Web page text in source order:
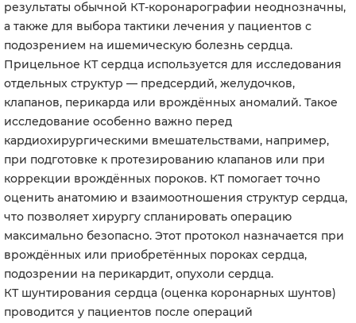
результаты обычной КТ-коронарографии неоднозначны,
а также для выбора тактики лечения у пациентов с
подозрением на ишемическую болезнь сердца.
Прицельное КТ сердца используется для исследования
отдельных структур — предсердий, желудочков,
клапанов, перикарда или врождённых аномалий. Такое
исследование особенно важно перед
кардиохирургическими вмешательствами, например,
при подготовке к протезированию клапанов или при
коррекции врождённых пороков. КТ помогает точно
оценить анатомию и взаимоотношения структур сердца,
что позволяет хирургу спланировать операцию
максимально безопасно. Этот протокол назначается при
врождённых или приобретённых пороках сердца,
подозрении на перикардит, опухоли сердца.
КТ шунтирования сердца (оценка коронарных шунтов)
проводится у пациентов после операций